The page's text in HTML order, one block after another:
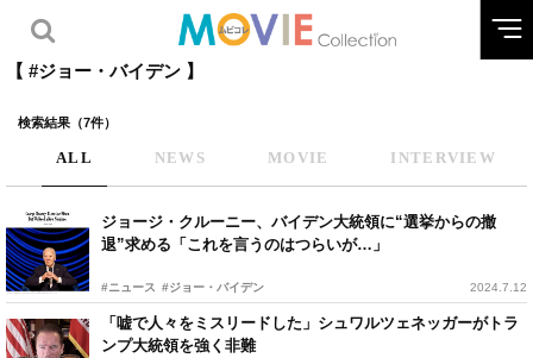
【 #ジョー・バイデン 】
検索結果（7件）
ALL NEWS MOVIE INTERVIEW
ジョージ・クルーニー、バイデン大統領に“選挙からの撤
退”求める「これを言うのはつらいが…」
#ニュース #ジョー・バイデン 2024.7.12
「嘘で人々をミスリードした」シュワルツェネッガーがトラ
ンプ大統領を強く非難